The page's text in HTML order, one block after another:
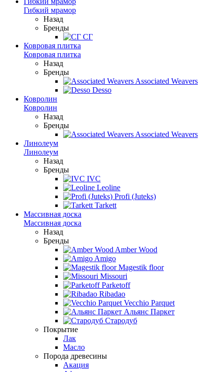
Гибкий мрамор
Назад
Бренды
СГ
Ковровая плитка
Ковровая плитка
Назад
Бренды
Associated Weavers
Desso
Ковролин
Ковролин
Назад
Бренды
Associated Weavers
Линолеум
Линолеум
Назад
Бренды
IVC
Leoline
Profi (Juteks)
Tarkett
Массивная доска
Массивная доска
Назад
Бренды
Amber Wood
Amigo
Magestik floor
Missouri
Parketoff
Ribadao
Vecchio Parquet
Альянс Паркет
Стародуб
Покрытие
Лак
Масло
Порода древесины
Акация